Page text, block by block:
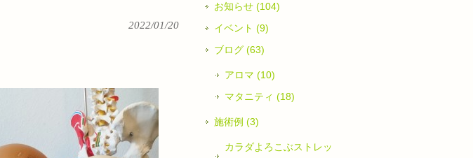
2022/01/20
お知らせ (104)
イベント (9)
ブログ (63)
アロマ (10)
マタニティ (18)
施術例 (3)
カラダよろこぶストレッ